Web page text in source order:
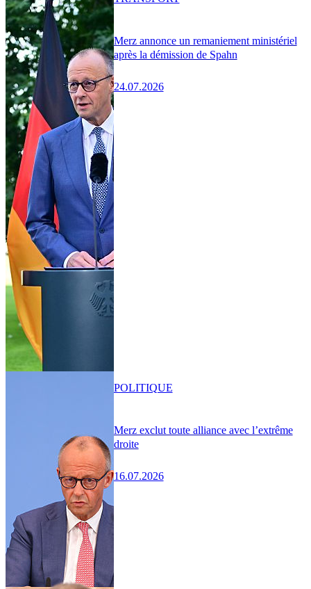
Merz annonce un remaniement ministériel
après la démission de Spahn
24.07.2026
Merz exclut toute alliance avec l’extrême
droite
16.07.2026
POLITIQUE